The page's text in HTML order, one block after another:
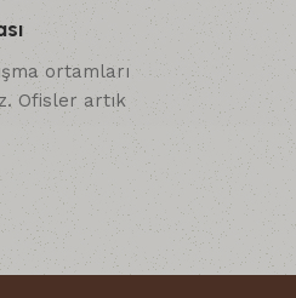
ortamları
Ofisler artık